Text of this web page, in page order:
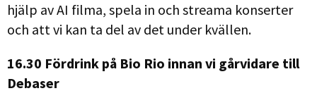
hjälp av AI filma, spela in och streama konserter
och att vi kan ta del av det under kvällen.
16.30 Fördrink på Bio Rio innan vi gårvidare till
Debaser